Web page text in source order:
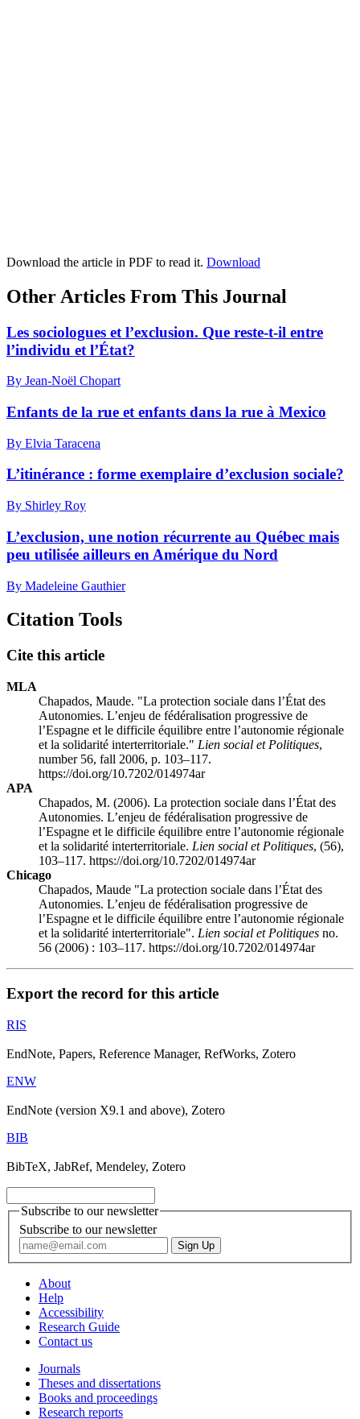
Download the article in PDF to read it. Download
Other Articles From This Journal
Les sociologues et l’exclusion. Que reste-t-il entre
l’individu et l’État?
By Jean-Noël Chopart
Enfants de la rue et enfants dans la rue à Mexico
By Elvia Taracena
L’itinérance : forme exemplaire d’exclusion sociale?
By Shirley Roy
L’exclusion, une notion récurrente au Québec mais
peu utilisée ailleurs en Amérique du Nord
By Madeleine Gauthier
Citation Tools
Cite this article
MLA
Chapados, Maude. "La protection sociale dans l’État des
Autonomies. L’enjeu de fédéralisation progressive de
l’Espagne et le difficile équilibre entre l’autonomie régionale
et la solidarité interterritoriale." Lien social et Politiques,
number 56, fall 2006, p. 103–117.
https://doi.org/10.7202/014974ar
APA
Chapados, M. (2006). La protection sociale dans l’État des
Autonomies. L’enjeu de fédéralisation progressive de
l’Espagne et le difficile équilibre entre l’autonomie régionale
et la solidarité interterritoriale. Lien social et Politiques, (56),
103–117. https://doi.org/10.7202/014974ar
Chicago
Chapados, Maude "La protection sociale dans l’État des
Autonomies. L’enjeu de fédéralisation progressive de
l’Espagne et le difficile équilibre entre l’autonomie régionale
et la solidarité interterritoriale". Lien social et Politiques no.
56 (2006) : 103–117. https://doi.org/10.7202/014974ar
Export the record for this article
RIS
EndNote, Papers, Reference Manager, RefWorks, Zotero
ENW
EndNote (version X9.1 and above), Zotero
BIB
BibTeX, JabRef, Mendeley, Zotero
Subscribe to our newsletter
Subscribe to our newsletter
About
Help
Accessibility
Research Guide
Contact us
Journals
Theses and dissertations
Books and proceedings
Research reports